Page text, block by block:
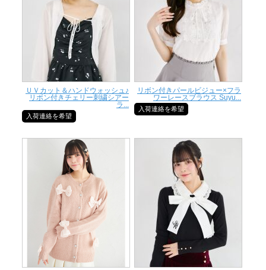
ＵＶカット＆ハンドウォッシュ♪
リボン付きチェリー刺繍シアー
ラ...
入荷連絡を希望
リボン付きパールビジュー×フラ
ワーレースブラウス Suyu...
入荷連絡を希望